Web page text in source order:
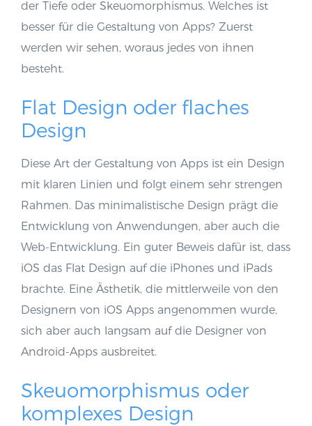
der Tiefe oder Skeuomorphismus. Welches ist
besser für die Gestaltung von Apps? Zuerst
werden wir sehen, woraus jedes von ihnen
besteht.
Flat Design oder flaches
Design
Diese Art der Gestaltung von Apps ist ein Design
mit klaren Linien und folgt einem sehr strengen
Rahmen. Das minimalistische Design prägt die
Entwicklung von Anwendungen, aber auch die
Web-Entwicklung. Ein guter Beweis dafür ist, dass
iOS das Flat Design auf die iPhones und iPads
brachte. Eine Ästhetik, die mittlerweile von den
Designern von iOS Apps angenommen wurde,
sich aber auch langsam auf die Designer von
Android-Apps ausbreitet.
Skeuomorphismus oder
komplexes Design